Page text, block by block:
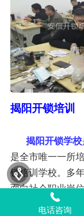
揭阳开锁培训
揭阳开锁学校
是全市唯一一所
锁培训学校。多
面向社会职业岗
持全力把开锁技
电话咨询